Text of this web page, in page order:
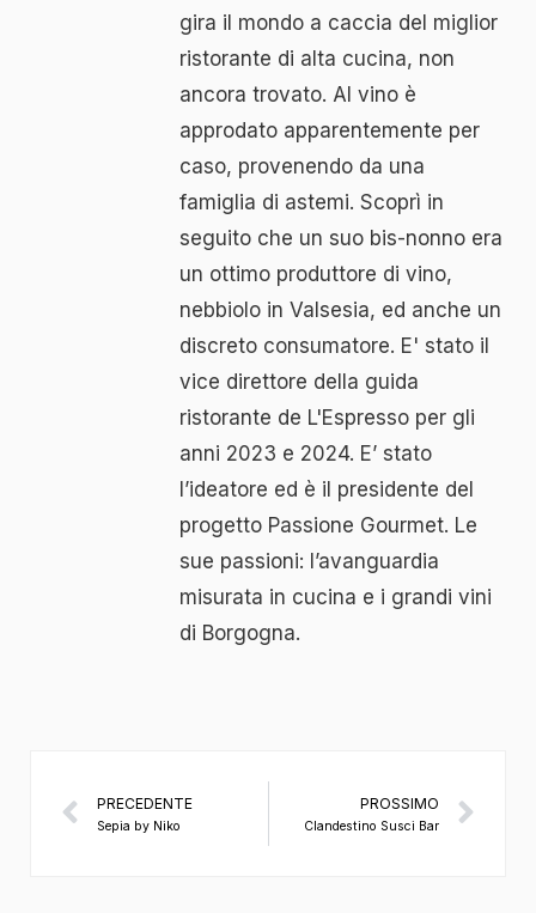
gira il mondo a caccia del miglior
ristorante di alta cucina, non
ancora trovato. Al vino è
approdato apparentemente per
caso, provenendo da una
famiglia di astemi. Scoprì in
seguito che un suo bis-nonno era
un ottimo produttore di vino,
nebbiolo in Valsesia, ed anche un
discreto consumatore. E' stato il
vice direttore della guida
ristorante de L'Espresso per gli
anni 2023 e 2024. E’ stato
l’ideatore ed è il presidente del
progetto Passione Gourmet. Le
sue passioni: l’avanguardia
misurata in cucina e i grandi vini
di Borgogna.
PRECEDENTE
Sepia by Niko
PROSSIMO
Clandestino Susci Bar